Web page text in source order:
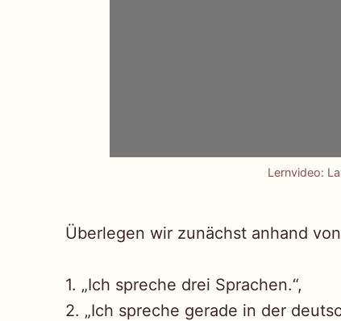
Lernvideo:
Überlegen wir zunächst anhand
1. „Ich spreche drei Sprachen.“,
2. „Ich spreche gerade in der